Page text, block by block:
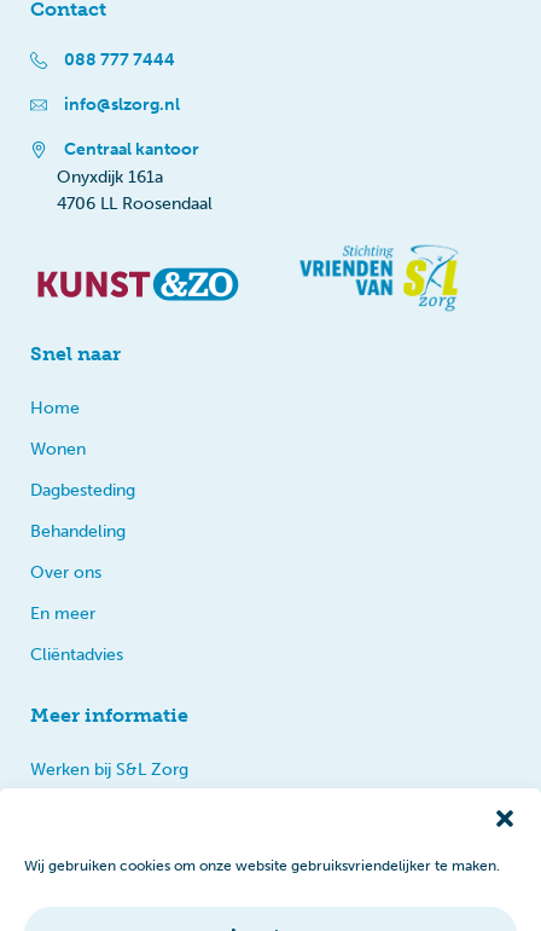
Wij gebruiken cookies om onze website gebruiksvriendelijker te maken.
Contact
088 777 7444
info@slzorg.nl
Centraal kantoor
Onyxdijk 161a
4706 LL Roosendaal
Snel naar
Home
Wonen
Dagbesteding
Behandeling
Over ons
En meer
Cliëntadvies
Meer informatie
Werken bij S&L Zorg